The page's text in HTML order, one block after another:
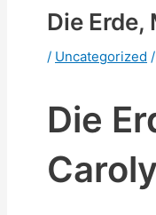
Die Erde,
/ Uncategorized
Die